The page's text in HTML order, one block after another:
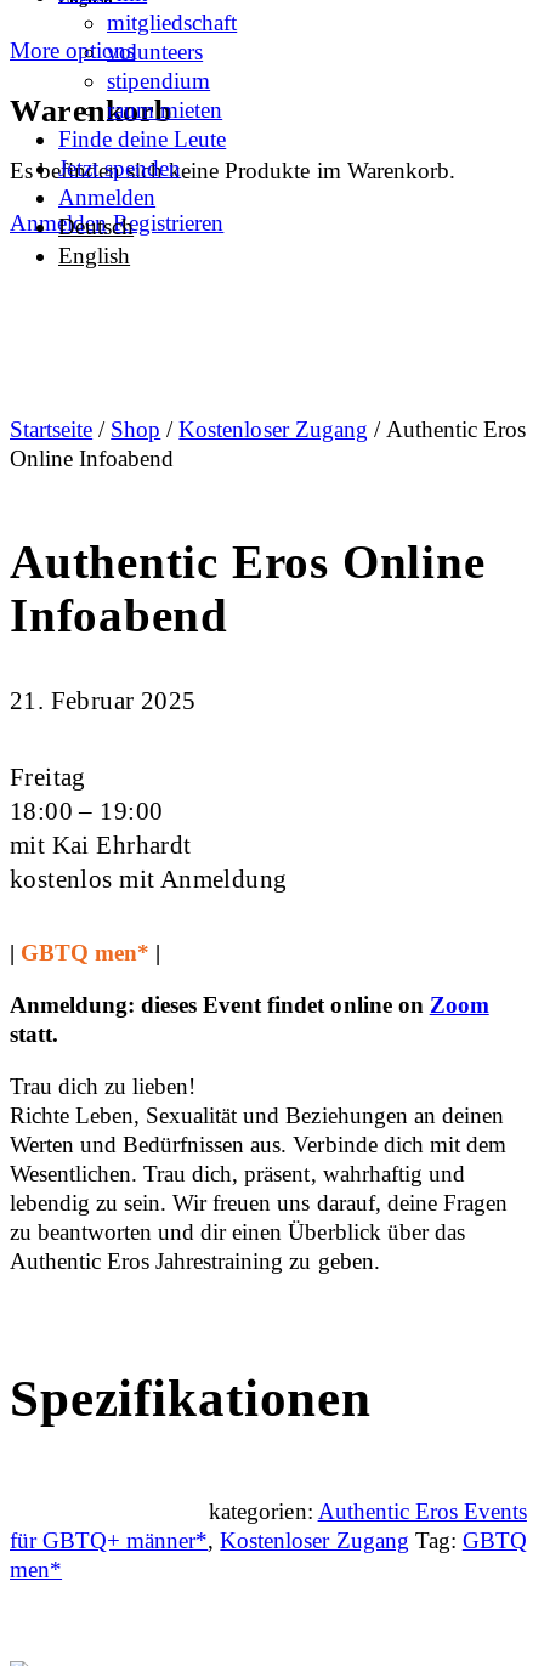
More options
Warenkorb
Es befinden sich keine Produkte im Warenkorb.
Anmelden Registrieren
mitgliedschaft
volunteers
stipendium
raum mieten
Finde deine Leute
Jetzt spenden
Anmelden
Deutsch
English
Startseite / Shop /Kostenloser Zugang / Authentic Eros
Online Infoabend
Authentic Eros Online
Infoabend
21. Februar 2025
Freitag
18:00 – 19:00
mit Kai Ehrhardt
kostenlos mit Anmeldung
| GBTQ men* |
Anmeldung: dieses Event findet online on Zoom
statt.
Trau dich zu lieben!
Richte Leben, Sexualität und Beziehungen an deinen
Werten und Bedürfnissen aus. Verbinde dich mit dem
Wesentlichen. Trau dich, präsent, wahrhaftig und
lebendig zu sein. Wir freuen uns darauf, deine Fragen
zu beantworten und dir einen Überblick über das
Authentic Eros Jahrestraining zu geben.
Spezifikationen
kategorien: Authentic Eros Events
für GBTQ+ männer*,Kostenloser Zugang Tag: GBTQ
men*